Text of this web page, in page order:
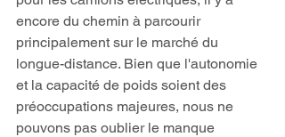
encore du chemin à parcourir
principalement sur le marché du
longue-distance. Bien que l'autonomie
et la capacité de poids soient des
préoccupations majeures, nous ne
pouvons pas oublier le manque